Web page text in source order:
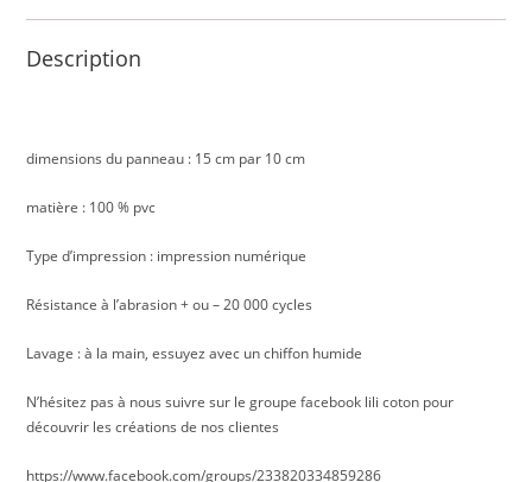
Description
dimensions du panneau : 15 cm par 10 cm
matière : 100 % pvc
Type d’impression : impression numérique
Résistance à l’abrasion + ou – 20 000 cycles
Lavage : à la main, essuyez avec un chiffon humide
N’hésitez pas à nous suivre sur le groupe facebook lili coton pour
découvrir les créations de nos clientes
https://www.facebook.com/groups/233820334859286